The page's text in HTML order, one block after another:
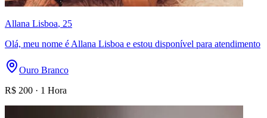
Allana Lisboa, 25
Olá, meu nome é Allana Lisboa e estou disponível para atendimento
Ouro Branco
R$ 200 · 1 Hora